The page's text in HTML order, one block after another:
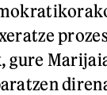
gure